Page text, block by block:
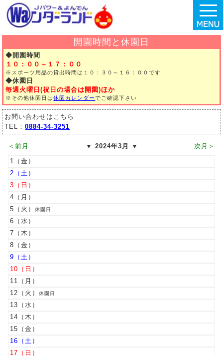
開園時間と休園日
◆開園時間
１０：００～１７：００
※スポーツ用品の貸出時間は １０：３０～１６：００です
◆休園日
毎週火曜日(祝日の場合は開園)ほか
※その他休園日は休園 カレンダーでご確認下さい
お問い合わせはこちら
TEL：0884-34-3251
＜前月 ▼ 2024年3月 ▼
次月＞
1
2
3
4
5
休園日
6
7
8
9
10
11
12
休園日
13
14
15
16
17